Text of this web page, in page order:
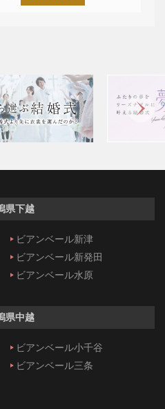
県下越
ビアンベール新津
ビアンベール新発田
ビアンベール水原
県中越
ビアンベール小千谷
ビアンベール三条